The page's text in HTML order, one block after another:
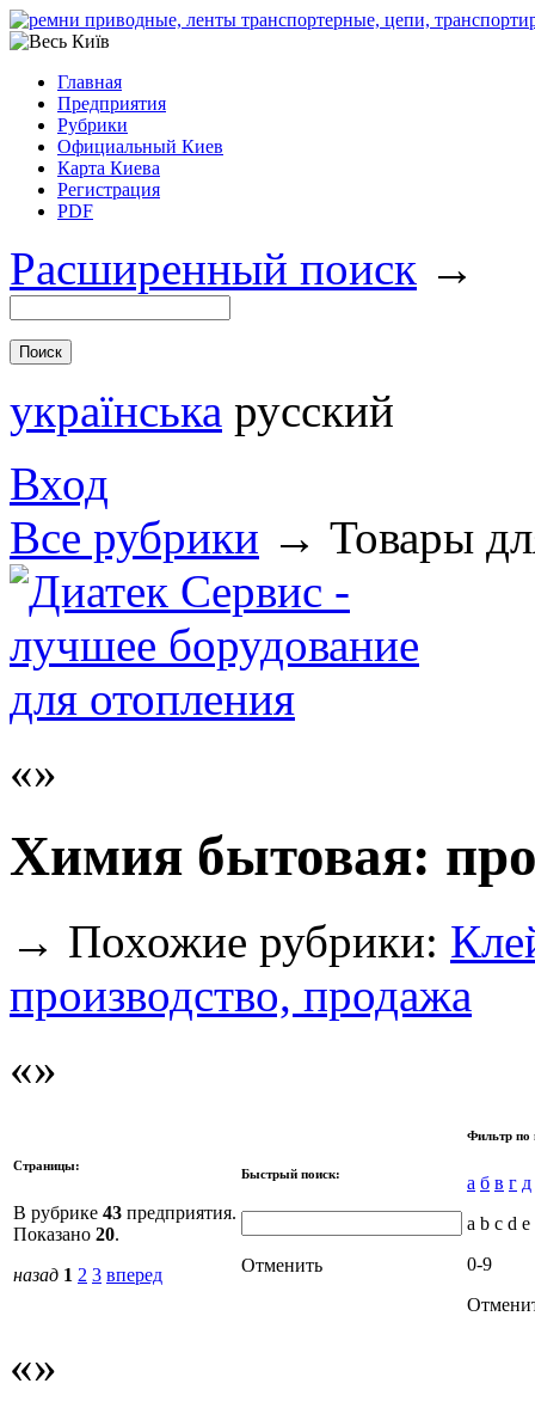
Главная
Предприятия
Рубрики
Официальный Киев
Карта Киева
Регистрация
PDF
Расширенный поиск →
українська русский
Вход
Все рубрики → Товары
Химия бытовая:
→ Похожие рубрики:
производство, продажа
Страницы:
В рубрике 43 предприятия.
Показано 20.
назад 1 2 3 вперед
Быстрый поиск:
Отменить
Фильтр по
а б в г д
a b c d
0-9